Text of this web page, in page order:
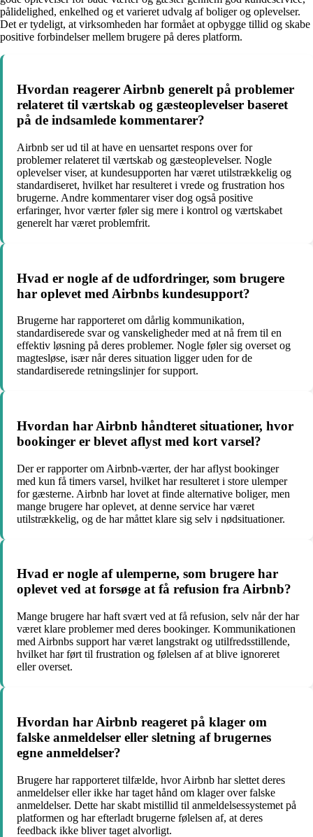
pålidelighed, enkelhed og et varieret udvalg af boliger og oplevelser.
Det er tydeligt, at virksomheden har formået at opbygge tillid og skabe
positive forbindelser mellem brugere på deres platform.
Hvordan reagerer Airbnb generelt på problemer
relateret til værtskab og gæsteoplevelser baseret
på de indsamlede kommentarer?
Airbnb ser ud til at have en uensartet respons over for
problemer relateret til værtskab og gæsteoplevelser. Nogle
oplevelser viser, at kundesupporten har været utilstrækkelig og
standardiseret, hvilket har resulteret i vrede og frustration hos
brugerne. Andre kommentarer viser dog også positive
erfaringer, hvor værter føler sig mere i kontrol og værtskabet
generelt har været problemfrit.
Hvad er nogle af de udfordringer, som brugere
har oplevet med Airbnbs kundesupport?
Brugerne har rapporteret om dårlig kommunikation,
standardiserede svar og vanskeligheder med at nå frem til en
effektiv løsning på deres problemer. Nogle føler sig overset og
magtesløse, især når deres situation ligger uden for de
standardiserede retningslinjer for support.
Hvordan har Airbnb håndteret situationer, hvor
bookinger er blevet aflyst med kort varsel?
Der er rapporter om Airbnb-værter, der har aflyst bookinger
med kun få timers varsel, hvilket har resulteret i store ulemper
for gæsterne. Airbnb har lovet at finde alternative boliger, men
mange brugere har oplevet, at denne service har været
utilstrækkelig, og de har måttet klare sig selv i nødsituationer.
Hvad er nogle af ulemperne, som brugere har
oplevet ved at forsøge at få refusion fra Airbnb?
Mange brugere har haft svært ved at få refusion, selv når der har
været klare problemer med deres bookinger. Kommunikationen
med Airbnbs support har været langstrakt og utilfredsstillende,
hvilket har ført til frustration og følelsen af at blive ignoreret
eller overset.
Hvordan har Airbnb reageret på klager om
falske anmeldelser eller sletning af brugernes
egne anmeldelser?
Brugere har rapporteret tilfælde, hvor Airbnb har slettet deres
anmeldelser eller ikke har taget hånd om klager over falske
anmeldelser. Dette har skabt mistillid til anmeldelsessystemet på
platformen og har efterladt brugerne følelsen af, at deres
feedback ikke bliver taget alvorligt.